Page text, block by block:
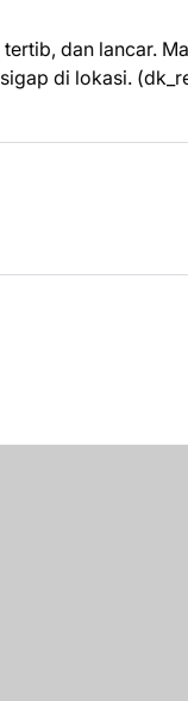
dan lancar.
di lokasi.